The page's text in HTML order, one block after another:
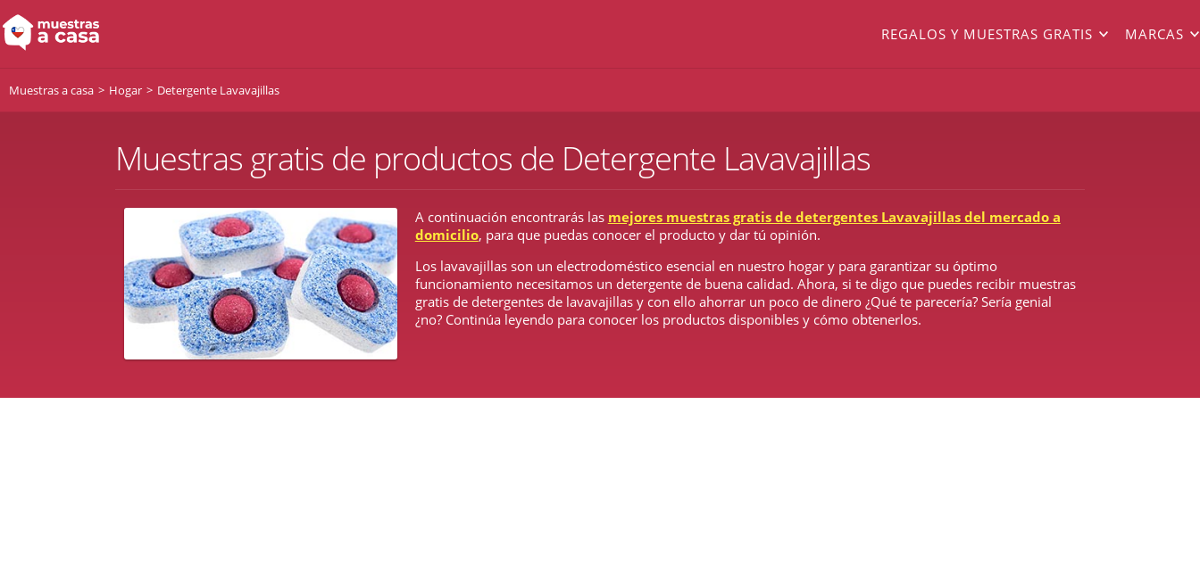
REGALOS Y MUESTRAS GRATIS MARCAS
Muestras a casa Hogar Detergente Lavavajillas
Muestras gratis de productos de Detergente Lavavajillas
A continuación encontrarás las mejores muestras gratis de detergentes Lavavajillas del mercado a
domicilio, para que puedas conocer el producto y dar tú opinión.
Los lavavajillas son un electrodoméstico esencial en nuestro hogar y para garantizar su óptimo
funcionamiento necesitamos un detergente de buena calidad. Ahora, si te digo que puedes recibir muestras
gratis de detergentes de lavavajillas y con ello ahorrar un poco de dinero ¿Qué te parecería? Sería genial
¿no? Continúa leyendo para conocer los productos disponibles y cómo obtenerlos.